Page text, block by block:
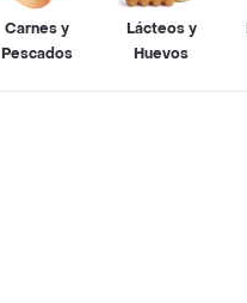
Carnes y
Pescados
Lácteos y
Huevos